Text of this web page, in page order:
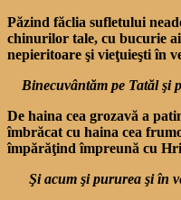
Păzind făclia sufletului
chinurilor tale, cu bucurie
nepieritoare şi vieţuieşti în
Binecuvântăm pe Tatăl şi
De haina cea grozavă a
îmbrăcat cu haina cea
împărăţind împreună cu
Şi acum şi pururea şi în